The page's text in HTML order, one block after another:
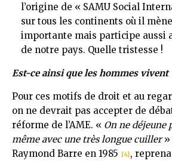
l’origine de « SAMU Social
sur tous les continents où il
importante mais participe aussi
de notre pays. Quelle tristesse !
Est-ce ainsi que les hommes vivent
Pour ces motifs de droit et au
on ne devrait pas accepter de
réforme de l’AME. « On ne déjeune
même avec une très longue cuiller
Raymond Barre en 1985 [4],